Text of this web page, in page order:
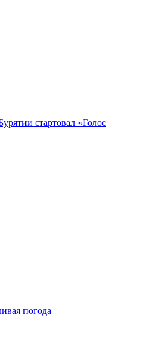
стартовал «Голос
погода